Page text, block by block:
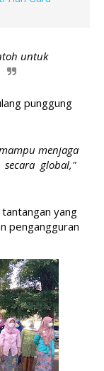
untuk
punggung
menjaga
secara  global,"
yang
pengangguran